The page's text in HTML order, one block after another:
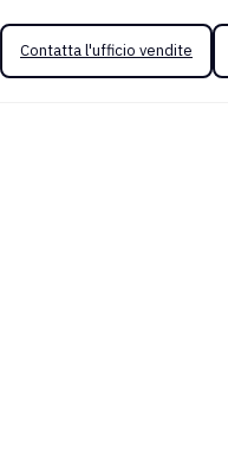
Contatta l'ufficio vendite